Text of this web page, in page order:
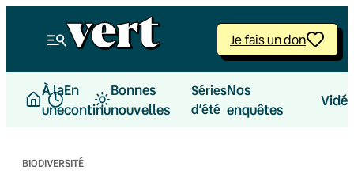
Je fais un don
À la
une
En
continu
Bonnes
nouvelles
Séries
d’été
Nos
enquêtes
BIODIVERSITÉ